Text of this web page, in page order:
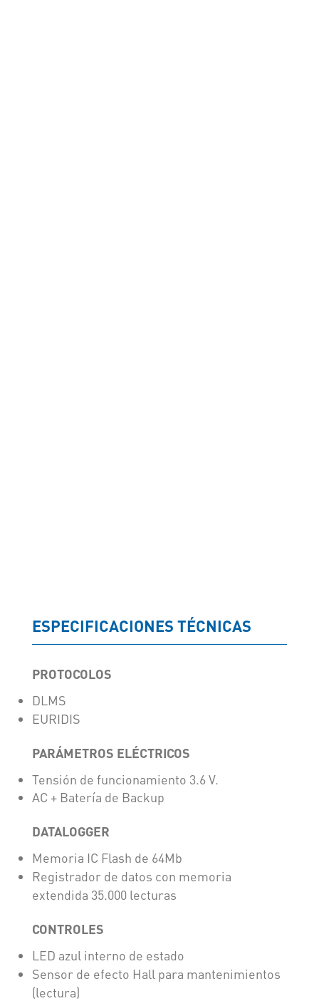
ESPECIFICACIONES TÉCNICAS
PROTOCOLOS
DLMS
EURIDIS
PARÁMETROS ELÉCTRICOS
Tensión de funcionamiento 3.6 V.
AC + Batería de Backup
DATALOGGER
Memoria IC Flash de 64Mb
Registrador de datos con memoria
extendida 35.000 lecturas
CONTROLES
LED azul interno de estado
Sensor de efecto Hall para mantenimientos
(lectura)